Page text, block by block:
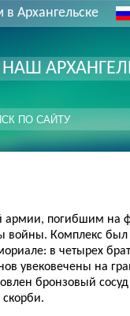
в Архангельске
погибшим на
войны. Комплекс
в четырех
увековечены на
бронзовый